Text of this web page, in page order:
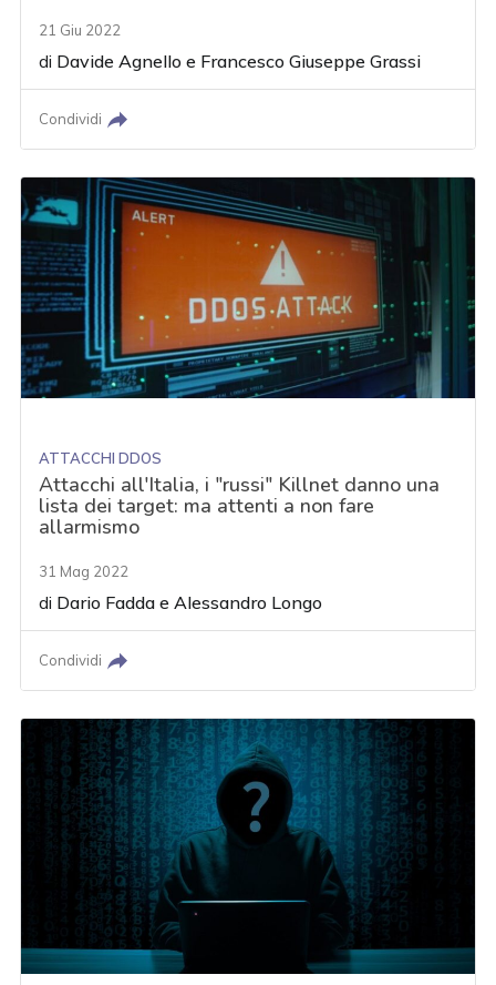
21 Giu 2022
di Davide Agnello e Francesco Giuseppe Grassi
Condividi
ATTACCHI DDOS
Attacchi all'Italia, i "russi" Killnet danno una
lista dei target: ma attenti a non fare
allarmismo
31 Mag 2022
di Dario Fadda eAlessandro Longo
Condividi